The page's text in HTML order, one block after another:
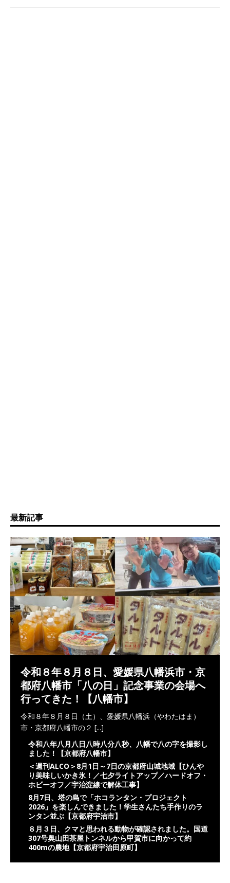
最新記事
令和８年８月８日、愛媛県八幡浜市・京
都府八幡市「八の日」記念事業の会場へ
行ってきた！【八幡市】
令和８年８月８日（土）、愛媛県八幡浜（やわたはま）
市・京都府八幡市の２ [...]
令和八年八月八日八時八分八秒、八幡で八の字を撮影し
ました！【京都府八幡市】
＜週刊ALCO＞8月1日～7日の京都府山城地域【ひんや
り美味しいかき氷！／七夕ライトアップ／ハードオフ・
ホビーオフ／宇治淀線で解体工事】
8月7日、塔の島で「ホコランタン・プロジェクト
2026」を楽しんできました！学生さんたち手作りのラ
ンタン並ぶ【京都府宇治市】
８月３日、クマと思われる動物が確認されました。国道
307号奥山田茶屋トンネルから甲賀市に向かって約
400mの農地【京都府宇治田原町】